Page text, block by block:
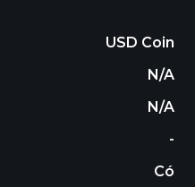
USD Coin
N/A
N/A
-
Có